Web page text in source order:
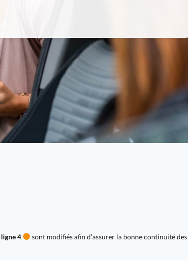
ligne 4 sont modifiés afin d’assurer la bonne continuité